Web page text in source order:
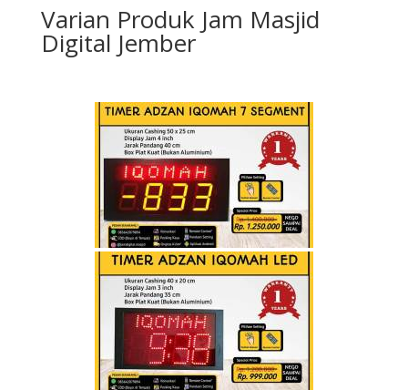
Varian Produk Jam Masjid
Digital Jember